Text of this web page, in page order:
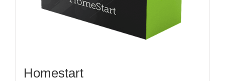
Homestart